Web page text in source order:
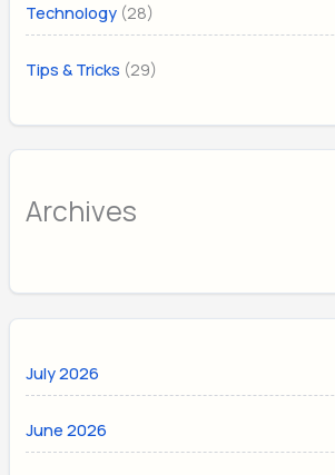
Technology (28)
Tips & Tricks (29)
Archives
July 2026
June 2026